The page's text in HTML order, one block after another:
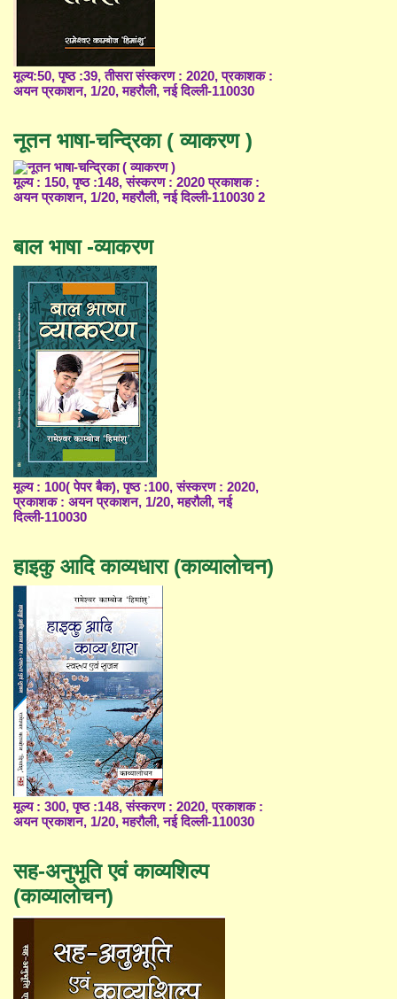
मूल्य:50, पृष्ठ :39, तीसरा संस्करण : 2020, प्रकाशक :
अयन प्रकाशन, 1/20, महरौली, नई दिल्ली-110030
नूतन भाषा-चन्द्रिका ( व्याकरण )
मूल्य : 150, पृष्ठ :148, संस्करण : 2020 प्रकाशक :
अयन प्रकाशन, 1/20, महरौली, नई दिल्ली-110030 2
बाल भाषा -व्याकरण
मूल्य : 100( पेपर बैक), पृष्ठ :100, संस्करण : 2020,
प्रकाशक : अयन प्रकाशन, 1/20, महरौली, नई
दिल्ली-110030
हाइकु आदि काव्यधारा (काव्यालोचन)
मूल्य : 300, पृष्ठ :148, संस्करण : 2020, प्रकाशक :
अयन प्रकाशन, 1/20, महरौली, नई दिल्ली-110030
सह-अनुभूति एवं काव्यशिल्प
(काव्यालोचन)